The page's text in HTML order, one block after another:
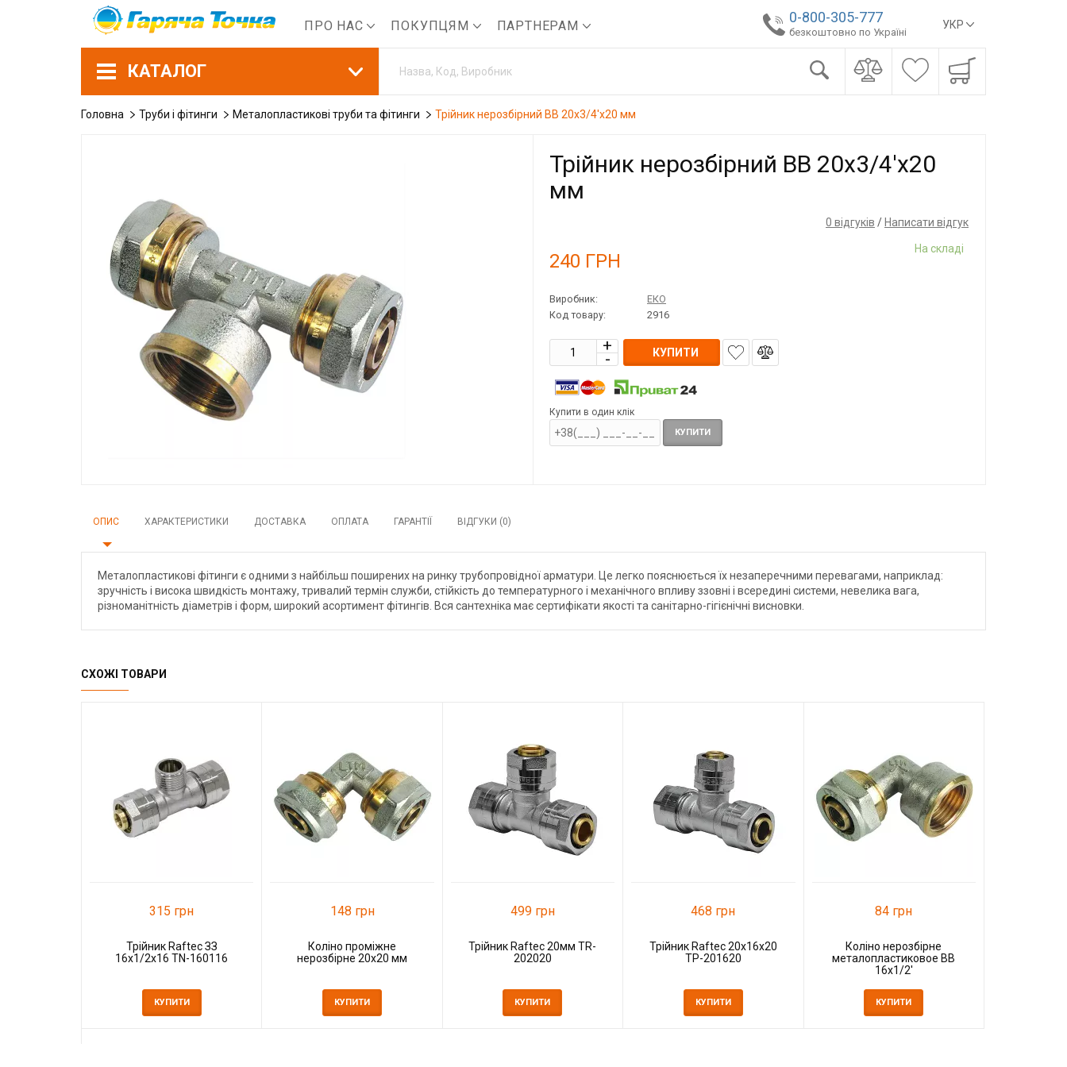
ПРО НАС ПОКУПЦЯМ ПАРТНЕРАМ УКР
0-800-305-777
безкоштовно по Україні
КАТАЛОГ
Головна Труби і фітинги Металопластикові труби та фітинги Трійник нерозбірний ВВ 20x3/4'x20 мм
Трійник нерозбірний ВВ 20x3/4'x20
мм
0 відгуків / Написати відгук
240 ГРН
На складі
Виробник:
ЕКО
Код товару:
2916
КУПИТИ
Купити в один клік
КУПИТИ
ОПИС ХАРАКТЕРИСТИКИ ДОСТАВКА ОПЛАТА ГАРАНТІЇ ВІДГУКИ (0)
Металопластикові фітинги є одними з найбільш поширених на ринку трубопровідної арматури. Це легко пояснюється їх незаперечними перевагами, наприклад:
зручність і висока швидкість монтажу, тривалий термін служби, стійкість до температурного і механічного впливу ззовні і всередині системи, невелика вага,
різноманітність діаметрів і форм, широкий асортимент фітингів. Вся сантехніка має сертифікати якості та санітарно-гігієнічні висновки.
СХОЖІ ТОВАРИ
315 грн
Трійник Raftec ЗЗ
16x1/2x16 TN-160116
КУПИТИ
148 грн
Коліно проміжне
нерозбірне 20x20 мм
КУПИТИ
499 грн
Трійник Raftec 20мм TR-
202020
КУПИТИ
468 грн
Трійник Raftec 20x16x20
TP-201620
КУПИТИ
84 грн
Коліно нерозбірне
металопластиковое ВВ
16x1/2'
КУПИТИ